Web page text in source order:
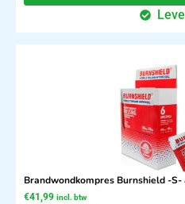
Brandwondkompres Burnshield -S-
€41,99 incl. btw